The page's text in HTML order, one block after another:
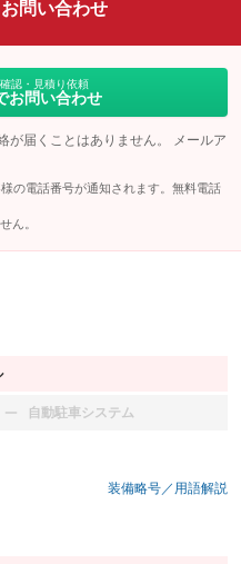
問い合わせ
認・見積り依頼
お問い合わせ
が届くことはありません。 メールア
の電話番号が通知されます。無料電話
ん。
自動駐車システム
：装備なし
装備略号／用語解説